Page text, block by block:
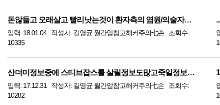
돈않들고 오래살고 빨리낫는것이 환자측의 염원/의술자들은 밥벌이가않되니 이런 상담...
입력: 18.01.04 작성자: 길영균 월간암참고해커주의七손 조회수:
10335
산더미정보중에 스티브잡스를 살릴정보도많고죽일정보도많고밥벌이되는정보와 밥벌이않되는...
입력: 17.12.31 작성자: 길영균 월간암참고해커주의七손 조회수:
10282